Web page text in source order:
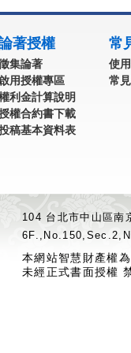
著授權
集論著
啟用授權專區
利金計算說明
權合約書下載
稿基本資料表
常
使
常
104 台北市中山區
本網站智慧財產權
未經正式書面授權